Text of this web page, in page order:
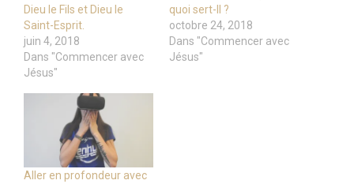
Dieu le Fils et Dieu le
Saint-Esprit.
juin 4, 2018
Dans "Commencer avec
Jésus"
quoi sert-Il ?
octobre 24, 2018
Dans "Commencer avec
Jésus"
Aller en profondeur avec